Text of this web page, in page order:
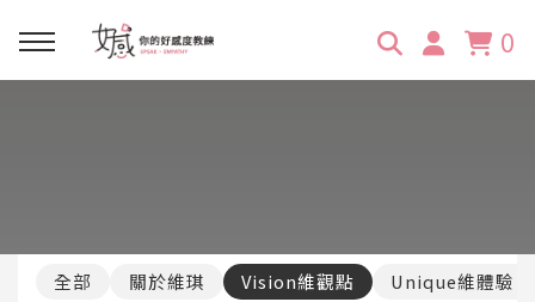
0
線上課程
合作邀約
公眾表達影響力
維琪簡介
維體驗Unique
全部 關於維琪 Vision維觀點 Unique維體驗